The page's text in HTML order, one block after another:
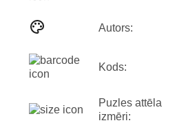
Autors:
Kods:
Puzles attēla
izmēri: